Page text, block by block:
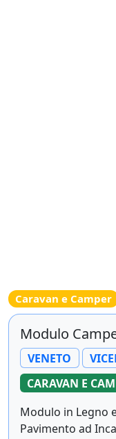
Caravan e Camper
Modulo
VENETO
CARAVAN E
Modulo in Legno
Pavimento ad